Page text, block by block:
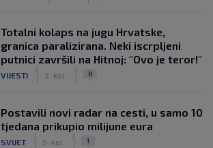
Totalni kolaps na jugu Hrvatske,
granica paralizirana. Neki iscrpljeni
putnici završili na Hitnoj: "Ovo je teror!"
VIJESTI 2. kol. 8
Postavili novi radar na cesti, u samo 10
tjedana prikupio milijune eura
SVIJET 5. kol. 1